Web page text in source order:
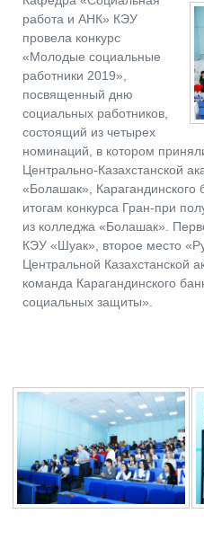
работа и АНК» КЭУ
провела конкурс
«Молодые социальные
работники 2019»,
посвященный дню
социальных работников,
состоящий из четырех
номинаций, в котором
Центрально-Казахстанской
«Болашак», Карагандинского
итогам конкурса Гран-при
из колледжа «Болашак».
КЭУ «Шуак», второе место
Центральной Казахстанской
команда Карагандинского
социальных защиты».